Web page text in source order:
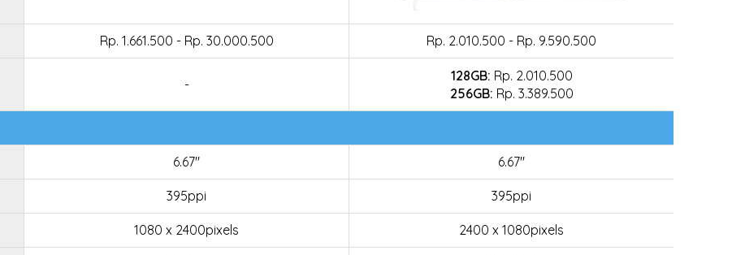
Rp. 1.661.500 - Rp. 30.000.500 Rp. 2.010.500 - Rp. 9.590.500
-
128GB: Rp. 2.010.500
256GB: Rp. 3.389.500
6.67" 6.67"
395ppi 395ppi
1080 x 2400pixels 2400 x 1080pixels